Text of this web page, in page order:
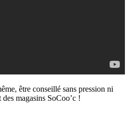
être conseillé sans pression ni
magasins SoCoo’c !